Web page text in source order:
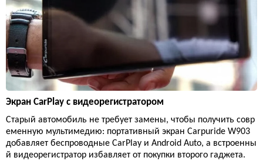
Экран CarPlay с видеорегистратором
Старый автомобиль не требует замены, чтобы получить совр
еменную мультимедию: портативный экран Carpuride W903
добавляет беспроводные CarPlay и Android Auto, а встроенны
й видеорегистратор избавляет от покупки второго гаджета.